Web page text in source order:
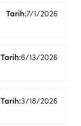
Tarih:7/1/2026
Tarih:6/13/2026
Tarih:3/18/2026